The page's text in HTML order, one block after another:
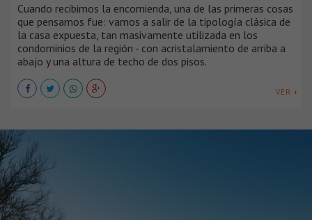
Cuando recibimos la encomienda, una de las primeras cosas
que pensamos fue: vamos a salir de la tipología clásica de
la casa expuesta, tan masivamente utilizada en los
condominios de la región - con acristalamiento de arriba a
abajo y una altura de techo de dos pisos.
VER +